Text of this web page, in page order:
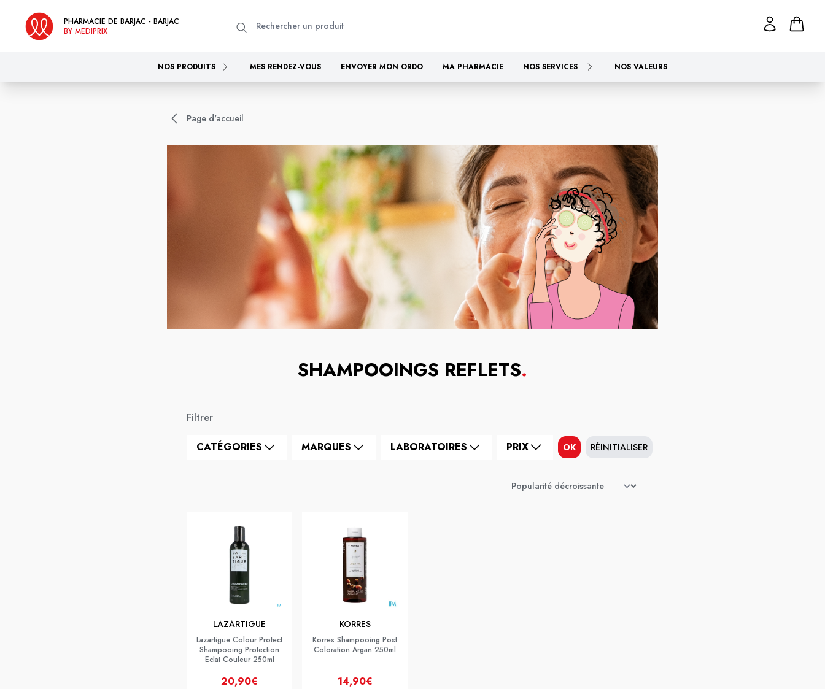
PHARMACIE DE BARJAC - BARJAC
BY MEDIPRIX
NOS PRODUITS MES RENDEZ-VOUS ENVOYER MON ORDO MA PHARMACIE NOS SERVICES NOS VALEURS
Page d'accueil
SHAMPOOINGS REFLETS.
Filtrer
CATÉGORIES MARQUES LABORATOIRES PRIX OK RÉINITIALISER
LAZARTIGUE
Lazartigue Colour Protect
Shampooing Protection
Eclat Couleur 250ml
20,90€
KORRES
Korres Shampooing Post
Coloration Argan 250ml
14,90€